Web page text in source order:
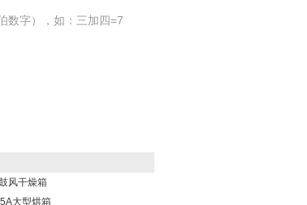
数字），如：三加四=7
风干燥箱
大型烘箱